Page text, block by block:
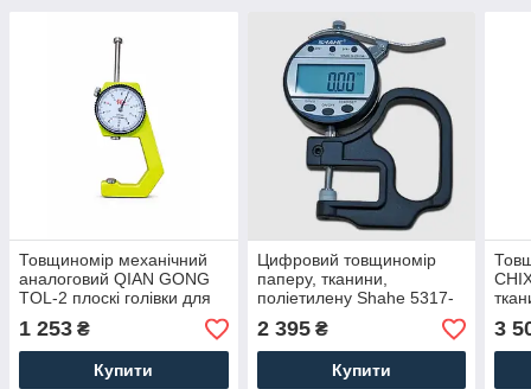
Товщиномір механічний
аналоговий QIAN GONG
TOL-2 плоскі голівки для
паперу, картону, металу,
гуми, діапазон 0-30 мм /
0,1 мм
1 253 ₴
Купити
Цифровий товщиномір
паперу, тканини,
поліетилену Shahe 5317-
10, діапазон 0-10 мм,
дискретність 0,01 мм
2 395₴
Купити
3